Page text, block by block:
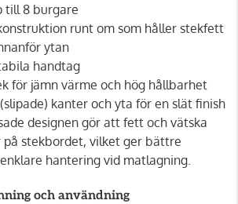
till 8 burgare
runt om som håller stekfett
ytan
handtag
för jämn värme och hög hållbarhet
kanter och yta för en slät finish
designen gör att fett och vätska
på stekbordet, vilket ger bättre
hantering vid matlagning.
och användning